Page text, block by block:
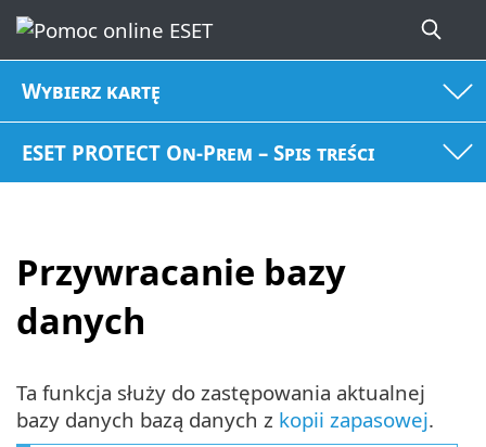
Wybierz kartę
ESET PROTECT On-Prem – Spis treści
Przywracanie bazy
danych
Ta funkcja służy do zastępowania aktualnej
bazy danych bazą danych z kopii zapasowej.